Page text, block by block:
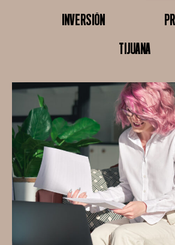
INVERSIÓN
TIJUANA